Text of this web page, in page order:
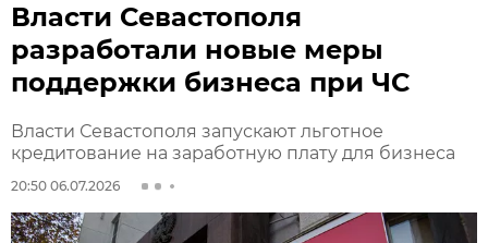
Власти Севастополя
разработали новые меры
поддержки бизнеса при ЧС
Власти Севастополя запускают льготное
кредитование на заработную плату для бизнеса
20:50 06.07.2026